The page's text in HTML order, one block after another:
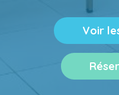
Voir